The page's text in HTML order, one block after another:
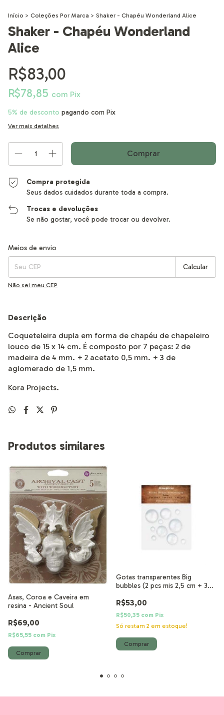
Início > Coleções Por Marca > Shaker - Chapéu Wonderland Alice
Shaker - Chapéu Wonderland
Alice
R$83,00
R$78,85 com Pix
5% de desconto pagando com Pix
Ver mais detalhes
Compra protegida
Seus dados cuidados durante toda a compra.
Trocas e devoluções
Se não gostar, você pode trocar ou devolver.
Entregas para o CEP:
Meios de envio
Calcular
Não sei meu CEP
Descrição
Coqueteleira dupla em forma de chapéu de chapeleiro
louco de 15 x 14 cm. É composto por 7 peças: 2 de
madeira de 4 mm. + 2 acetato 0,5 mm. + 3 de
aglomerado de 1,5 mm.
Kora Projects.
Produtos similares
Asas, Coroa e Caveira em
resina - Ancient Soul
R$69,00
R$65,55 com Pix
Gotas transparentes Big
bubbles (2 pcs mis 2,5 cm + 3
R$53,00
R$50,35 com Pix
Só restam 2 em estoque!